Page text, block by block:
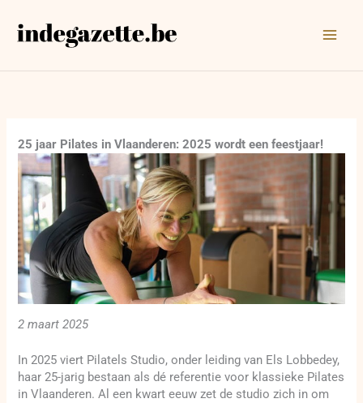
naar
25 jaar Pilates in Vlaanderen: 2025 wordt een feestjaar!
2 maart 2025
In 2025 viert Pilatels Studio, onder leiding van Els Lobbedey,
haar 25-jarig bestaan als dé referentie voor klassieke Pilates
in Vlaanderen. Al een kwart eeuw zet de studio zich in om